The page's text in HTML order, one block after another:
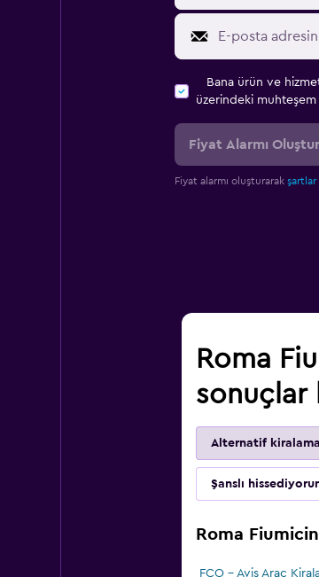
Bana ürün ve
üzerindeki
Fiyat Alarmı Oluştur
Fiyat alarmı oluşturarak şartlar
Roma
sonuçlar
Alternatif
Şanslı
Roma
FCO - Avis Araç